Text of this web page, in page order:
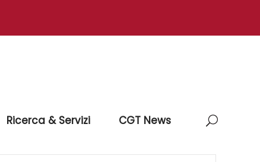
Ricerca & Servizi CGT News